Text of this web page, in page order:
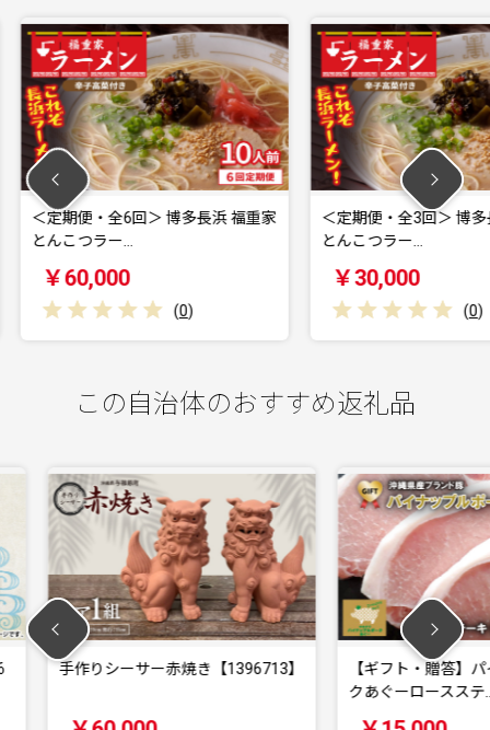
長浜 福重家
＜定期便・全3回＞ 博多長浜 福重家
＜定期
この自治体のおすすめ返礼品
【1396713】
【ギフト・贈答】パイナップルポー
沖縄そ
人前